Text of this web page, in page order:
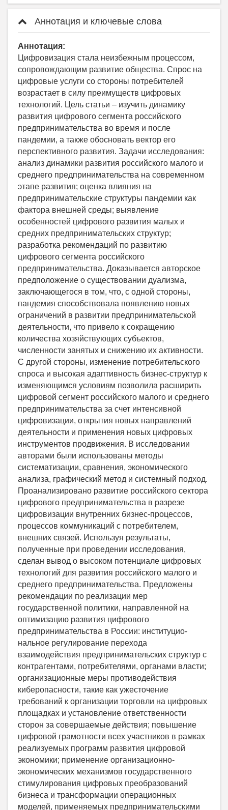
Аннотация и ключевые слова
Аннотация:
Цифровизация стала неизбежным процессом,
сопровождающим развитие общества. Спрос на
цифровые услуги со стороны потребителей
возрастает в силу преимуществ цифровых
технологий. Цель статьи – изучить динамику
развития цифрового сегмента российского
предпринимательства во время и после
пандемии, а также обосновать вектор его
перспективного развития. Задачи исследования:
анализ динамики развития российского малого и
среднего предпринимательства на современном
этапе развития; оценка влияния на
предпринимательские структуры пандемии как
фактора внешней среды; выявление
особенностей цифрового развития малых и
средних предпринимательских структур;
разработка рекомендаций по развитию
цифрового сегмента российского
предпринимательства. Доказывается авторское
предположение о существовании дуализма,
заключающегося в том, что, с одной стороны,
пандемия способствовала появлению новых
ограничений в развитии предпринимательской
деятельности, что привело к сокращению
количества хозяйствующих субъектов,
численности занятых и снижению их активности.
С другой стороны, изменение потребительского
спроса и высокая адаптивность бизнес-структур к
изменяющимся условиям позволила расширить
цифровой сегмент российского малого и среднего
предпринимательства за счет интенсивной
цифровизации, открытия новых направлений
деятельности и применения новых цифровых
инструментов продвижения. В исследовании
авторами были использованы методы
систематизации, сравнения, экономического
анализа, графический метод и системный подход.
Проанализировано развитие российского сектора
цифрового предпринимательства в разрезе
цифровизации внутренних бизнес-процессов,
процессов коммуникаций с потребителем,
внешних связей. Используя результаты,
полученные при проведении исследования,
сделан вывод о высоком потенциале цифровых
технологий для развития российского малого и
среднего предпринимательства. Предложены
рекомендации по реализации мер
государственной политики, направленной на
оптимизацию развития цифрового
предпринимательства в России: институцио­
нальное регулирование перехода
взаимодействия предпринимательских структур с
контрагентами, потребителями, органами власти;
организационные меры противодействия
киберопасности, такие как ужесточение
требований к организации торговли на цифровых
площадках и установление ответственности
сторон за совершаемые действия; повышение
цифровой грамотности всех участников в рамках
реализуемых программ развития цифровой
экономики; применение организационно-
экономических механизмов государственного
стимулирования цифровых преобразований
бизнеса и трансформации операционных
моделей, применяемых предпринимательскими